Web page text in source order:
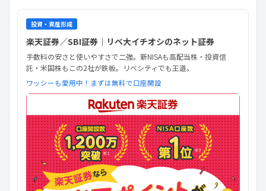
投資・資産形成
楽天証券／SBI証券｜リベ大イチオシのネット証券
手数料の安さと使いやすさで二強。新NISAも高配当株・投資信
託・米国株もこの2社が鉄板。リベシティでも王道。
ワッシーも愛用中！まずは無料で口座開設